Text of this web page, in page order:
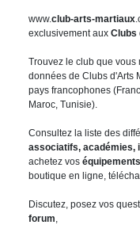
www.club-arts-martiaux
exclusivement aux Clubs
Trouvez le club que vous
données de Clubs d'Arts
pays francophones
Maroc, Tunisie).
Consultez la liste des
associatifs, académies,
achetez vos
boutique en ligne,
Discutez, posez vos
forum,